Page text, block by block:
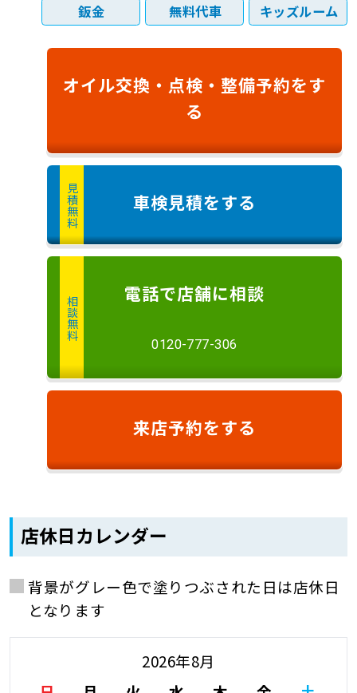
鈑金
無料代車 キッズルーム
オイル交換・ 点検・ 整備予約をす
る
見積無料 車検見積をする
相談無料
電話で店舗に相談
0120-777-306
来店予約をする
店休日カレンダー
背景がグレー色で塗りつぶされた日は店休日
となります
2026年8月